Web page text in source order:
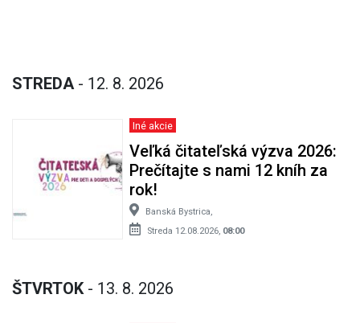
STREDA - 12. 8. 2026
Iné akcie
Veľká čitateľská výzva 2026:
Prečítajte s nami 12 kníh za
rok!
Banská Bystrica,
Streda 12.08.2026, 08:00
ŠTVRTOK - 13. 8. 2026